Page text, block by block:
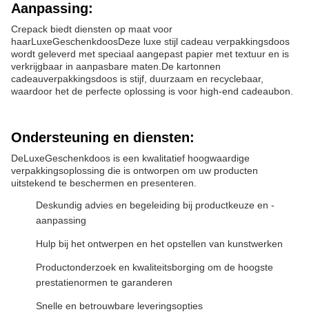
Aanpassing:
Crepack biedt diensten op maat voor
haarLuxeGeschenkdoosDeze luxe stijl cadeau verpakkingsdoos
wordt geleverd met speciaal aangepast papier met textuur en is
verkrijgbaar in aanpasbare maten.De kartonnen
cadeauverpakkingsdoos is stijf, duurzaam en recyclebaar,
waardoor het de perfecte oplossing is voor high-end cadeaubon.
Ondersteuning en diensten:
DeLuxeGeschenkdoos is een kwalitatief hoogwaardige
verpakkingsoplossing die is ontworpen om uw producten
uitstekend te beschermen en presenteren.
Deskundig advies en begeleiding bij productkeuze en -
aanpassing
Hulp bij het ontwerpen en het opstellen van kunstwerken
Productonderzoek en kwaliteitsborging om de hoogste
prestatienormen te garanderen
Snelle en betrouwbare leveringsopties